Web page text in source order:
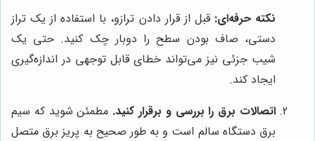
نکته حرفه‌ای: قبل از قرار دادن ترازو، با استفاده از یک تراز
دستی، صاف بودن سطح را دوبار چک کنید. حتی یک
شیب جزئی نیز می‌تواند خطای قابل توجهی در اندازه‌گیری
ایجاد کند.
اتصالات برق را بررسی و برقرار کنید. مطمئن شوید که سیم
برق دستگاه سالم است و به طور صحیح به پریز برق متصل